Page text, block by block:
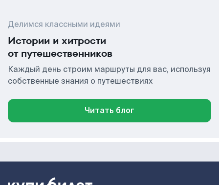
Делимся классными идеями
Истории и хитрости
от путешественников
Каждый день строим маршруты для вас, используя
собственные знания о путешествиях
Читать блог